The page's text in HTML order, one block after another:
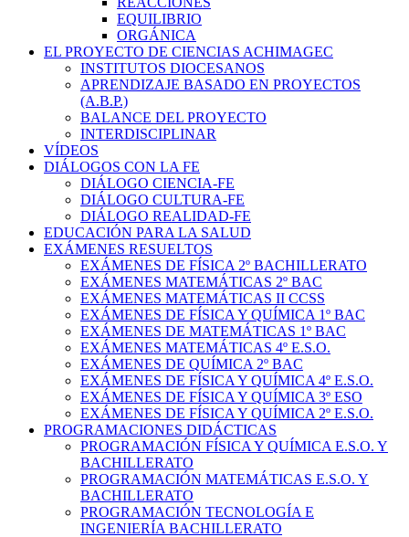
EQUILIBRIO
ORGÁNICA
EL PROYECTO DE CIENCIAS ACHIMAGEC
INSTITUTOS DIOCESANOS
APRENDIZAJE BASADO EN PROYECTOS
(A.B.P.)
BALANCE DEL PROYECTO
INTERDISCIPLINAR
VÍDEOS
DIÁLOGOS CON LA FE
DIÁLOGO CIENCIA-FE
DIÁLOGO CULTURA-FE
DIÁLOGO REALIDAD-FE
EDUCACIÓN PARA LA SALUD
EXÁMENES RESUELTOS
EXÁMENES DE FÍSICA 2º BACHILLERATO
EXÁMENES MATEMÁTICAS 2º BAC
EXÁMENES MATEMÁTICAS II CCSS
EXÁMENES DE FÍSICA Y QUÍMICA 1º BAC
EXÁMENES DE MATEMÁTICAS 1º BAC
EXÁMENES MATEMÁTICAS 4º E.S.O.
EXÁMENES DE QUÍMICA 2º BAC
EXÁMENES DE FÍSICA Y QUÍMICA 4º E.S.O.
EXÁMENES DE FÍSICA Y QUÍMICA 3º ESO
EXÁMENES DE FÍSICA Y QUÍMICA 2º E.S.O.
PROGRAMACIONES DIDÁCTICAS
PROGRAMACIÓN FÍSICA Y QUÍMICA E.S.O. Y
BACHILLERATO
PROGRAMACIÓN MATEMÁTICAS E.S.O. Y
BACHILLERATO
PROGRAMACIÓN TECNOLOGÍA E
INGENIERÍA BACHILLERATO